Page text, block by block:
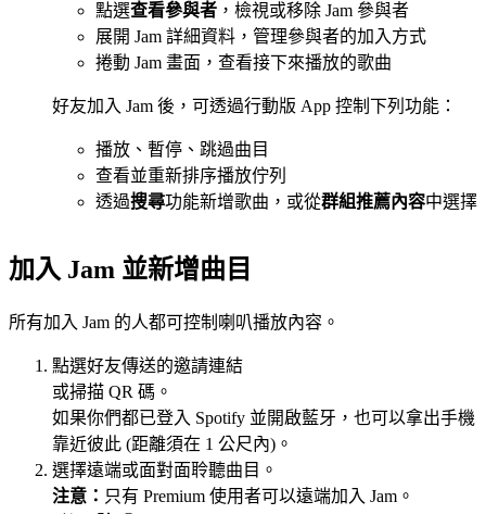
點選查看參與者 ，檢視或移除 Jam 參與者
展開 Jam 詳細資料，管理參與者的加入方式
捲動 Jam 畫面，查看接下來播放的歌曲
好友加入 Jam 後，可透過行動版 App 控制下列功能：
播放、暫停、跳過曲目
查看並重新排序播放佇列
透過搜尋功能新增歌曲，或從群組推薦內容中選擇
加入 Jam 並新增曲目
所有加入 Jam 的人都可控制喇叭播放內容。
點選好友傳送的邀請連結
或掃描 QR 碼。
如果你們都已登入 Spotify 並開啟藍牙，也可以拿出手機
靠近彼此 (距離須在 1 公尺內)。
選擇遠端或面對面聆聽曲目。
注意： 只有 Premium 使用者可以遠端加入 Jam。